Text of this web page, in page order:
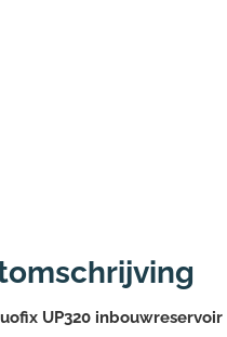
UP320 inbouwreservoir